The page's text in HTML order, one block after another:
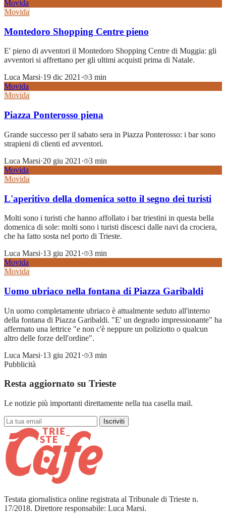
Movida
Movida
Montedoro Shopping Centre pieno
E' pieno di avventori il Montedoro Shopping Centre di Muggia: gli
avventori si affrettano per gli ultimi acquisti prima di Natale.
Luca Marsi·19 dic 2021 ·
3 min
Movida
Movida
Piazza Ponterosso piena
Grande successo per il sabato sera in Piazza Ponterosso: i bar sono
strapieni di clienti ed avventori.
Luca Marsi·20 giu 2021 ·
3 min
Movida
Movida
L'aperitivo della domenica sotto il segno dei turisti
Molti sono i turisti che hanno affollato i bar triestini in questa bella
domenica di sole: molti sono i turisti discesci dalle navi da crociera,
che ha fatto sosta nel porto di Trieste.
Luca Marsi·13 giu 2021 ·
3 min
Movida
Movida
Uomo ubriaco nella fontana di Piazza Garibaldi
Un uomo completamente ubriaco è attualmente seduto all'interno
della fontana di Piazza Garibaldi. "E' un degrado impressionante" ha
affermato una lettrice "e non c'è neppure un poliziotto o qualcun
altro delle forze dell'ordine".
Luca Marsi·13 giu 2021 ·
3 min
Pubblicità
Resta aggiornato su Trieste
Le notizie più importanti direttamente nella tua casella mail.
Iscriviti
Testata giornalistica online registrata al Tribunale di Trieste n.
17/2018. Direttore responsabile: Luca Marsi.